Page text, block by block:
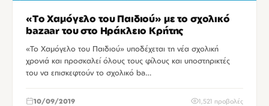
«Το Χαμόγελο του Παιδιού» με το σχολικό
bazaar του στο Ηράκλειο Κρήτης
«Το Χαμόγελο του Παιδιού» υποδέχεται τη νέα σχολική
χρονιά και προσκαλεί όλους τους φίλους και υποστηρικτές
του να επισκεφτούν το σχολικό ba…
10/09/2019 1,521 προβολές